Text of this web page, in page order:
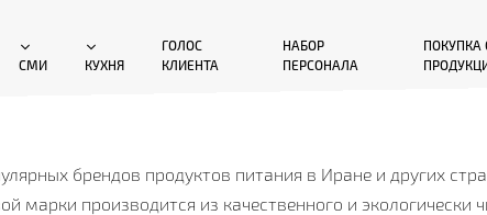
СМИ КУХНЯ
ГОЛОС
КЛИЕНТА
НАБОР
ПЕРСОНАЛА
ПОКУПКА
брендов продуктов питания в Иране и других
марки производится из качественного и экологически